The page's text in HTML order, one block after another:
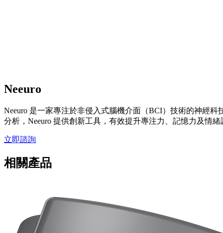
Neeuro
Neeuro 是一家專注於非侵入式腦機介面（BCI）技術的神經
分析，Neeuro 提供創新工具，有效提升專注力、記憶力及情
立即諮詢
相關產品